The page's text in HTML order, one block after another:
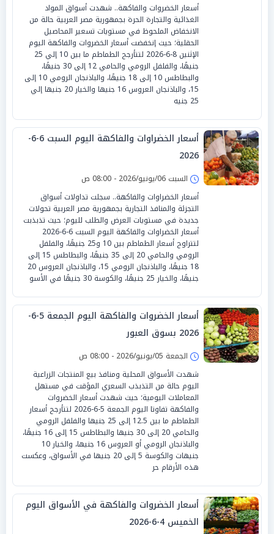
أسعار الخضروات والفاكهة.. شهدت أسواق المواد
الغذائية والتجارة الحرة بجمهورية مصر العربية حالة من
الانخفاض الملحوظ في مستويات تسعير المحاصيل
الحقلية؛ حيث إنخفضت أسعار الخضروات والفاكهة اليوم
الإثنين 8-6-2026 لتتأرجح الطماطم ما بين 10 إلي 25
جنيهًا، والفلفل الرومي والحامي 12 إلى 30 جنيهًا،
والبطاطس 10 إلى 18 جنيهًا، والباذنجان الرومي 10 إلى
15، والباذنجان العروس 16 جنيها والخيار 20 جنيها إلي
25 جنيه
أسعار الخضراوات والفاكهة اليوم السبت 6-6-
2026
السبت 06/يونيو/2026 - 08:00 ص
أسعار الخضراوات والفاكهة.. سجلت تداولات أسواق
التجزئة والمنافذ التجارية بجمهورية مصر العربية تحولات
جديدة في مستويات العرض والطلب لليوم؛ حيث تذبذبت
أسعار الخضراوات والفاكهة اليوم السبت 6-6-2026
لتتراوح أسعار الطماطم بين 10 و25 جنيهًا، والفلفل
الرومي والحامي 20 إلى 35 جنيهًا، والبطاطس 15 إلى
18 جنيهًا، والباذنجان الرومي 15، والباذنجان العروس 20
جنيهًا، والخيار 25 جنيهًا، والكوسة 30 جنيهًا في الأسو
أسعار الخضروات والفاكهة اليوم الجمعة 5-6-
2026 بسوق العبور
الجمعة 05/يونيو/2026 - 08:00 ص
شهدت الأسواق المحلية ومنافذ بيع المنتجات الزراعية
اليوم حالة من التذبذب السعري المؤقت في مستهل
المعاملات اليومية؛ حيث شهدت أسعار الخضروات
والفاكهة تفاوتا اليوم الجمعة 5-6-2026 لتتأرجح أسعار
الطماطم ما بين 12.5 إلى 25 جنيها والفلفل الرومي
والحامي 20 إلى 30 جنيها والبطاطس 15 إلى 16 جنيهًا،
والباذنجان الرومي أو العروس 16 جنيها، والخيار 10
جنيهات والكوسة 5 إلى 20 جنيها في الأسواق، وعكست
هذه الأرقام حر
أسعار الخضروات والفاكهة في الأسواق اليوم
الخميس 4-6-2026